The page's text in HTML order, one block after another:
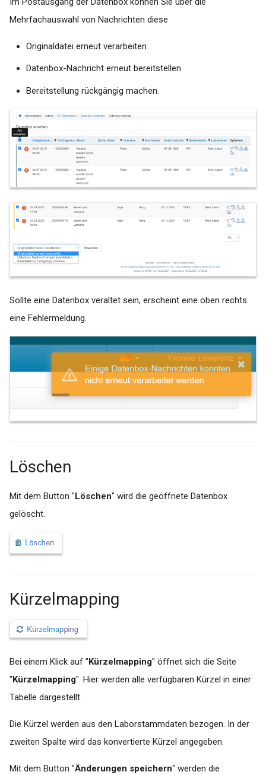
Mehrfachauswahl von Nachrichten diese
Originaldatei erneut verarbeiten
Datenbox-Nachricht erneut bereitstellen
Bereitstellung rückgängig machen.
Sollte eine Datenbox veraltet sein, erscheint eine oben rechts
eine Fehlermeldung.
Löschen
Mit dem Button " Löschen" wird die geöffnete Datenbox
gelöscht.
Kürzelmapping
Bei einem Klick auf " Kürzelmapping" öffnet sich die Seite
" Kürzelmapping". Hier werden alle verfügbaren Kürzel in einer
Tabelle dargestellt.
Die Kürzel werden aus den Laborstammdaten bezogen. In der
zweiten Spalte wird das konvertierte Kürzel angegeben.
Mit dem Button "Änderungen speichern" werden die